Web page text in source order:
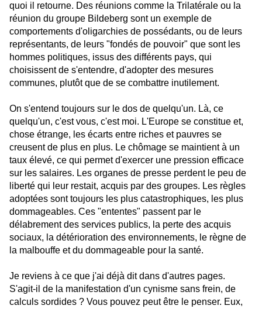
quoi il retourne. Des réunions comme la Trilatérale ou la
réunion du groupe Bildeberg sont un exemple de
comportements d'oligarchies de possédants, ou de leurs
représentants, de leurs "fondés de pouvoir" que sont les
hommes politiques, issus des différents pays, qui
choisissent de s'entendre, d'adopter des mesures
communes, plutôt que de se combattre inutilement.
On s'entend toujours sur le dos de quelqu'un. Là, ce
quelqu'un, c'est vous, c'est moi. L'Europe se constitue et,
chose étrange, les écarts entre riches et pauvres se
creusent de plus en plus. Le chômage se maintient à un
taux élevé, ce qui permet d'exercer une pression efficace
sur les salaires. Les organes de presse perdent le peu de
liberté qui leur restait, acquis par des groupes. Les règles
adoptées sont toujours les plus catastrophiques, les plus
dommageables. Ces "ententes" passent par le
délabrement des services publics, la perte des acquis
sociaux, la détérioration des environnements, le règne de
la malbouffe et du dommageable pour la santé.
Je reviens à ce que j'ai déjà dit dans d'autres pages.
S'agit-il de la manifestation d'un cynisme sans frein, de
calculs sordides ? Vous pouvez peut être le penser. Eux,